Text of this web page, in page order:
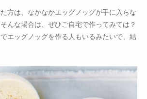
方は、なかなかエッグノッグが手に入らな
んな場合は、ぜひご自宅で作ってみては？
エッグノッグを作る人もいるみたいで、結